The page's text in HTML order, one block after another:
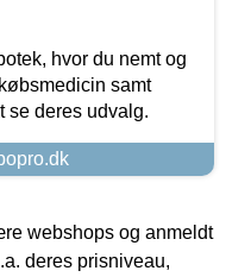
hvor du nemt og
samt
se deres udvalg.
webshops og anmeldt
deres prisniveau,